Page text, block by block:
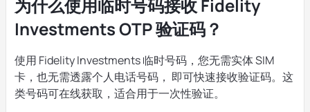
为什么使用临时号码接收 Fidelity
Investments OTP 验证码？
使用 Fidelity Investments 临时号码，您无需实体 SIM
卡，也无需透露个人电话号码， 即可快速接收验证码。这
类号码可在线获取，适合用于一次性验证。